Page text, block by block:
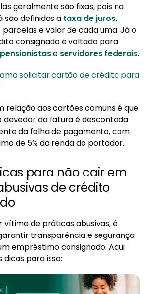
geralmente são fixas, pois na
definidas a taxa de juros,
e valor de cada uma. Já o
consignado é voltado para
pensionistase servidores federais.
solicitar cartão de crédito para
relação aos cartões comuns é que
devedor da fatura é descontada
da folha de pagamento, com
de 5% da renda do portador.
para não cair em
de crédito
vítima de práticas abusivas, é
transparência e segurança
empréstimo consignado. Aqui
dicas para isso: